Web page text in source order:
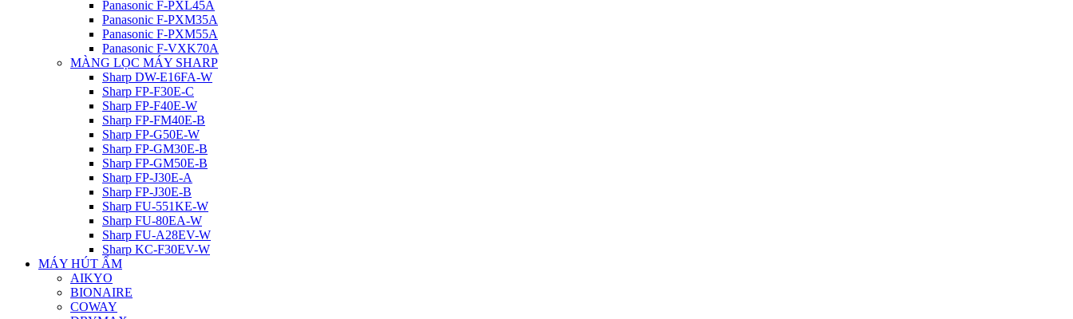
Panasonic F-PXL45A
Panasonic F-PXM35A
Panasonic F-PXM55A
Panasonic F-VXK70A
MÀNG LỌC MÁY SHARP
Sharp DW-E16FA-W
Sharp FP-F30E-C
Sharp FP-F40E-W
Sharp FP-FM40E-B
Sharp FP-G50E-W
Sharp FP-GM30E-B
Sharp FP-GM50E-B
Sharp FP-J30E-A
Sharp FP-J30E-B
Sharp FU-551KE-W
Sharp FU-80EA-W
Sharp FU-A28EV-W
Sharp KC-F30EV-W
MÁY HÚT ẨM
AIKYO
BIONAIRE
COWAY